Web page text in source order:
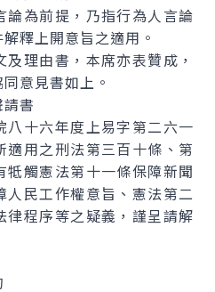
論為前提，乃指行為人言論
釋上開意旨之適用。
理由書，本席亦表贊成，
意見書如上。
書
十六年度上易字第二六一
用之刑法第三百十條、第
牴觸憲法第十一條保障新聞
人民工作權意旨、憲法第二
律程序等之疑義，謹呈請解